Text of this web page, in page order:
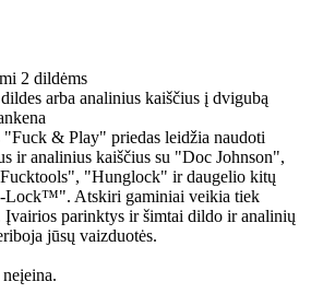
2 dildėms
arba analinius kaiščius į dvigubą
& Play" priedas leidžia naudoti
ir analinius kaiščius su "Doc Johnson",
"Hunglock" ir daugelio kitų
Lock™". Atskiri gaminiai veikia tiek
Įvairios parinktys ir šimtai dildo ir analinių
jūsų vaizduotės.